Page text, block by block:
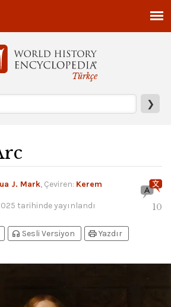
Türkçe
❯
J. Mark, Çeviren: Kerem
tarihinde yayınlandı 10
headphones Sesli Versiyon printYazdır